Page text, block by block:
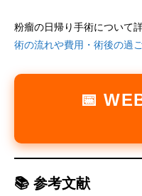
粉瘤の日帰り手術について詳
術の流れや費用・術後の過
📅
📚 参考文献